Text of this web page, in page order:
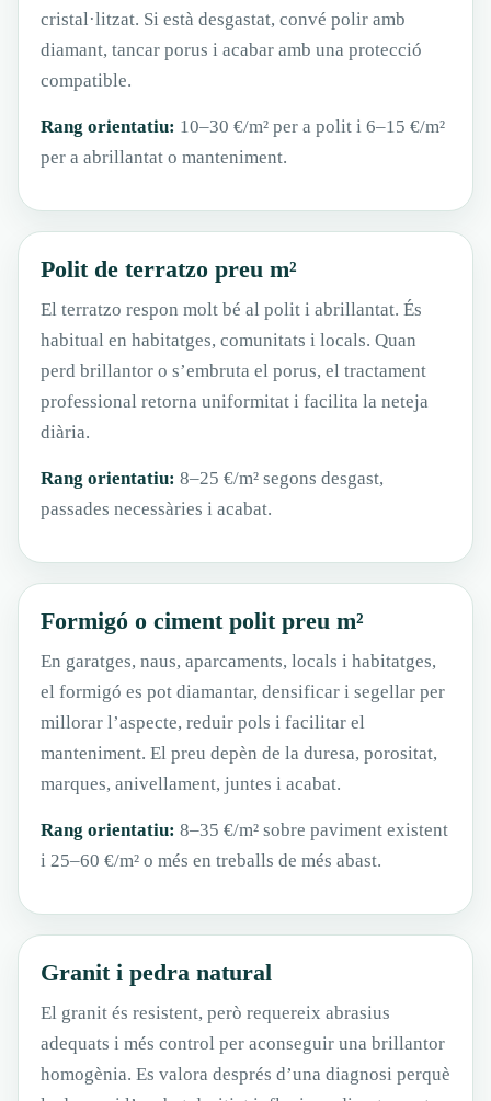
cristal·litzat. Si està desgastat, convé polir amb
diamant, tancar porus i acabar amb una protecció
compatible.
Rang orientatiu: 10–30 €/m² per a polit i 6–15 €/m²
per a abrillantat o manteniment.
Polit de terratzo preu m²
El terratzo respon molt bé al polit i abrillantat. És
habitual en habitatges, comunitats i locals. Quan
perd brillantor o s’embruta el porus, el tractament
professional retorna uniformitat i facilita la neteja
diària.
Rang orientatiu: 8–25 €/m² segons desgast,
passades necessàries i acabat.
Formigó o ciment polit preu m²
En garatges, naus, aparcaments, locals i habitatges,
el formigó es pot diamantar, densificar i segellar per
millorar l’aspecte, reduir pols i facilitar el
manteniment. El preu depèn de la duresa, porositat,
marques, anivellament, juntes i acabat.
Rang orientatiu: 8–35 €/m² sobre paviment existent
i 25–60 €/m² o més en treballs de més abast.
Granit i pedra natural
El granit és resistent, però requereix abrasius
adequats i més control per aconseguir una brillantor
homogènia. Es valora després d’una diagnosi perquè